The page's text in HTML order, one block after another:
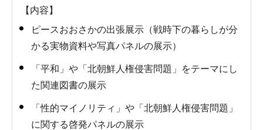
【内容】
ピースおおさかの出張展示（戦時下の暮らしが分
かる実物資料や写真パネルの展示）
「平和」や「北朝鮮人権侵害問題」をテーマにし
た関連図書の展示
「性的マイノリティ」や「北朝鮮人権侵害問題」
に関する啓発パネルの展示